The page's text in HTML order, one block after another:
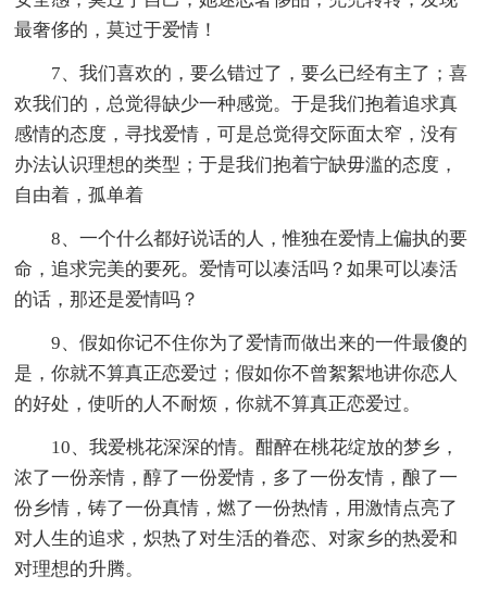
最奢侈的，莫过于爱情！
7、我们喜欢的，要么错过了，要么已经有主了；喜
欢我们的，总觉得缺少一种感觉。于是我们抱着追求真
感情的态度，寻找爱情，可是总觉得交际面太窄，没有
办法认识理想的类型；于是我们抱着宁缺毋滥的态度，
自由着，孤单着
8、一个什么都好说话的人，惟独在爱情上偏执的要
命，追求完美的要死。爱情可以凑活吗？如果可以凑活
的话，那还是爱情吗？
9、假如你记不住你为了爱情而做出来的一件最傻的
是，你就不算真正恋爱过；假如你不曾絮絮地讲你恋人
的好处，使听的人不耐烦，你就不算真正恋爱过。
10、我爱桃花深深的情。酣醉在桃花绽放的梦乡，
浓了一份亲情，醇了一份爱情，多了一份友情，酿了一
份乡情，铸了一份真情，燃了一份热情，用激情点亮了
对人生的追求，炽热了对生活的眷恋、对家乡的热爱和
对理想的升腾。